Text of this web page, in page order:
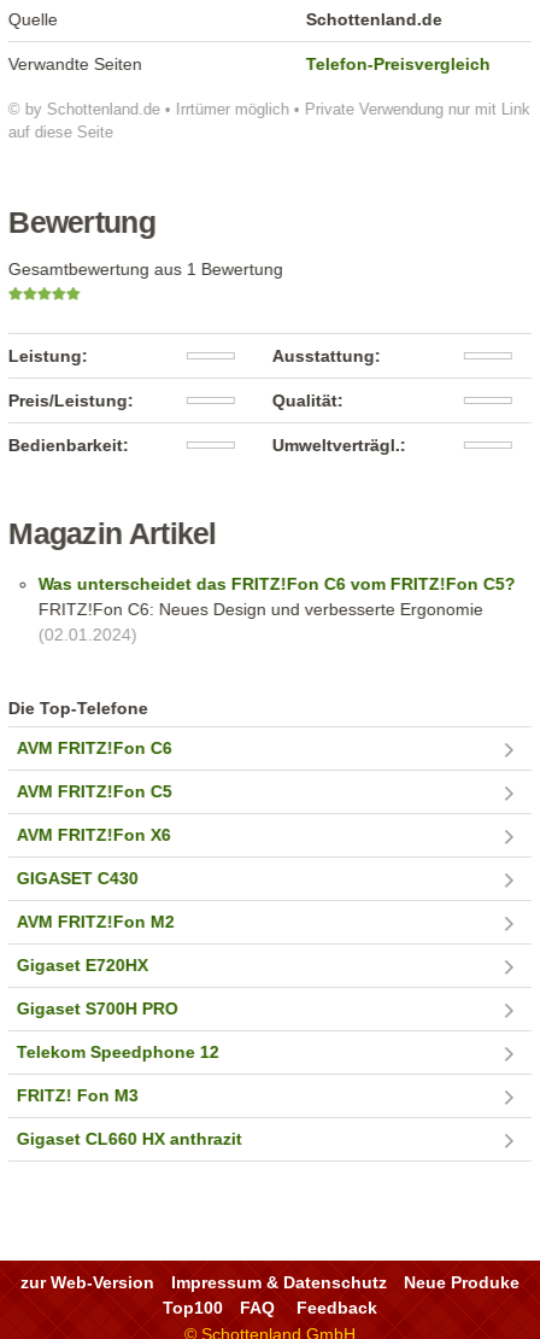
© by Schottenland.de • Irrtümer möglich • Private Verwendung nur mit Link
auf diese Seite
Quelle Schottenland.de
Verwandte Seiten Telefon-Preisvergleich
Bewertung
Gesamtbewertung aus 1 Bewertung
Leistung: Ausstattung:
Preis/Leistung: Qualität:
Bedienbarkeit: Umweltverträgl.:
Magazin Artikel
Was unterscheidet das FRITZ!Fon C6 vom FRITZ!Fon C5?
FRITZ!Fon C6: Neues Design und verbesserte Ergonomie
(02.01.2024)
Die Top-Telefone
AVM FRITZ!Fon C6
AVM FRITZ!Fon C5
AVM FRITZ!Fon X6
GIGASET C430
AVM FRITZ!Fon M2
Gigaset E720HX
Gigaset S700H PRO
Telekom Speedphone 12
FRITZ! Fon M3
Gigaset CL660 HX anthrazit
zur Web-Version Impressum & Datenschutz
Neue Produke
Top100
FAQ
Feedback
© Schottenland GmbH